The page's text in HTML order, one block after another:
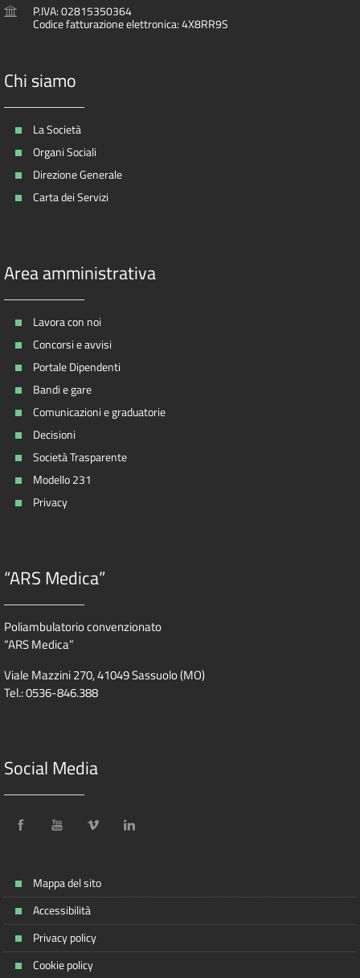
P.IVA: 02815350364
Codice fatturazione elettronica: 4X8RR9S
Chi siamo
La Società
Organi Sociali
Direzione Generale
Carta dei Servizi
Area amministrativa
Lavora con noi
Concorsi e avvisi
Portale Dipendenti
Bandi e gare
Comunicazioni e graduatorie
Decisioni
Società Trasparente
Modello 231
Privacy
“ARS Medica”
Poliambulatorio convenzionato
“ARS Medica”
Viale Mazzini 270, 41049 Sassuolo (MO)
Tel.: 0536-846.388
Social Media
Mappa del sito
Accessibilità
Privacy policy
Cookie policy